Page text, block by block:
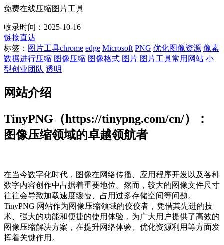
免费在线压缩图片工具
收录时间：2025-10-16
链接直达
标签： 图片工具chrome edge Microsoft PNG 优化图像资源 像素
数据进行压缩 图像压缩 图像格式 图片 图片工具常用网站 小
型创业团队 透明
网站介绍
TinyPNG（https://tinypng.com/cn/）：
图像压缩领域的卓越领航者
在当今数字化时代，图像在网络传播、应用程序开发以及各种
数字内容创作中占据着重要地位。然而，较大的图像文件尺寸
往往会导致加载速度缓慢、占用过多存储空间等问题。
TinyPNG 网站作为图像压缩领域的佼佼者，凭借其先进的技
术、强大的功能和便捷的使用体验，为广大用户提供了高效的
图像压缩解决方案，在提升网络体验、优化资源利用等方面发
挥着关键作用。